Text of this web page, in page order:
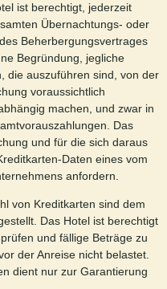
ist berechtigt, jederzeit
Übernachtungs- oder
Beherbergungsvertrages
Begründung, jegliche
die auszuführen sind, von der
voraussichtlich
machen, und zwar in
Das
und für die sich daraus
Daten eines vom
anfordern.
von Kreditkarten sind dem
Das Hotel ist berechtigt
und fällige Beträge zu
der Anreise nicht belastet.
dient nur zur Garantierung